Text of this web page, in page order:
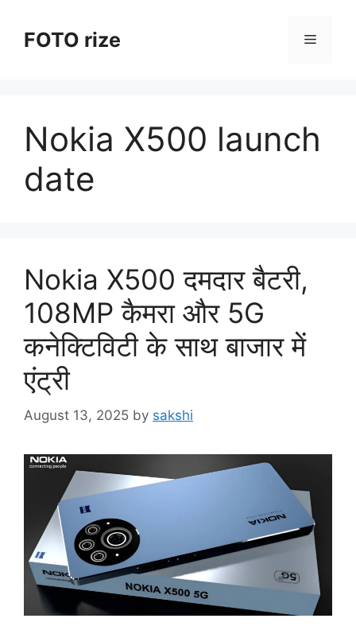
contentFOTO rize Menu
Nokia X500 launch
date
Nokia X500 दमदार बैटरी,
108MP कैमरा और 5G
कनेक्टिविटी के साथ बाजार में
एंट्री
August 13, 2025 by sakshi